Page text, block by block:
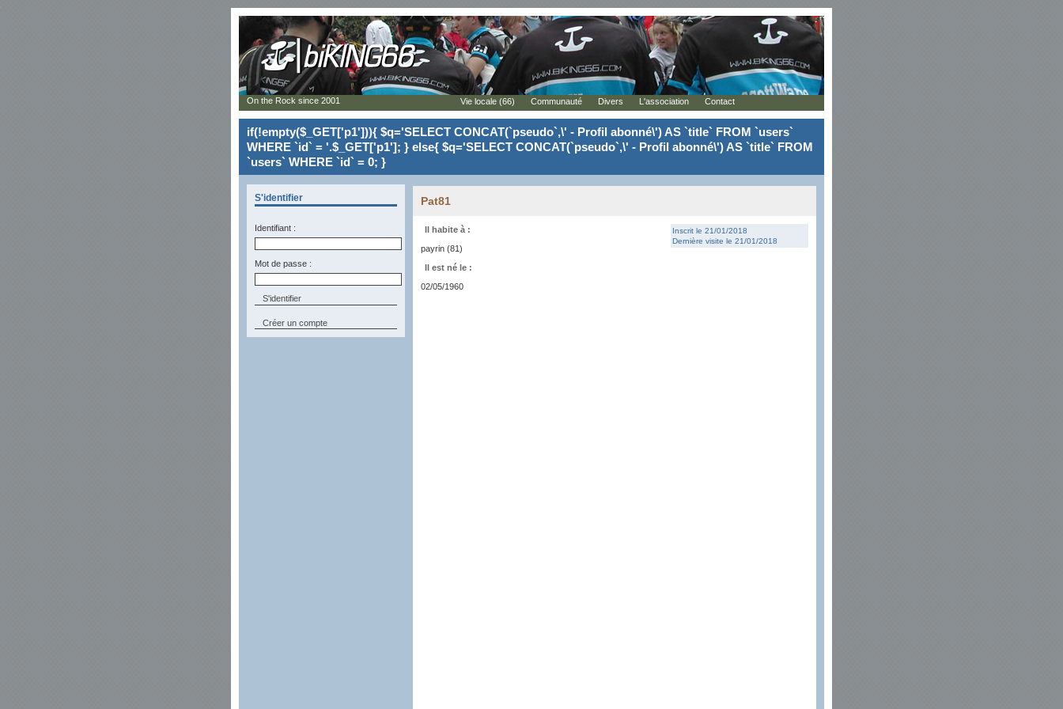
if(!empty($_GET['p1'])){ $q='SELECT CONCAT(`pseudo`,\' - Profil abonné\') AS `title` FROM `users`
WHERE `id` = '.$_GET['p1']; } else{ $q='SELECT CONCAT(`pseudo`,\' - Profil abonné\') AS `title` FROM
`users` WHERE `id` = 0; }
S'identifier
Identifiant :
Mot de passe :
Créer un compte
Pat81
Inscrit le 21/01/2018
Dernière visite le 21/01/2018
Il habite à :
payrin (81)
Il est né le :
02/05/1960
On the Rock since 2001 Vie locale (66) Communauté Divers L'association Contact